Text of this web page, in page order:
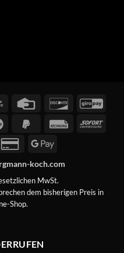
Bank
Credit
Discover
Maestro
PayPal
Rechung
Credit
2
Google
koch.com
MwSt.
dem bisherigen Preis in
Shop.